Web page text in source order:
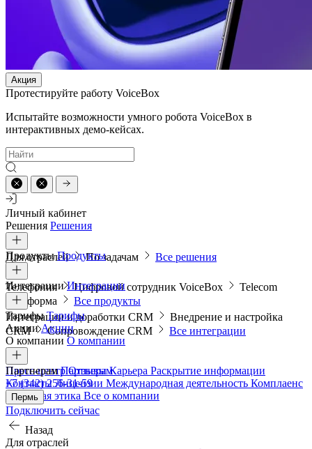
Акция
Протестируйте работу VoiceBox
Испытайте возможности умного робота VoiceBox в
интерактивных демо-кейсах.
Личный кабинет
Решения Решения
Для отраслей По задачам Все решения
ПродуктыПродукты
Телефония Цифровой сотрудник VoiceBox
Telecom
платформа
Все продукты
ИнтеграцииИнтеграции
Интеграции и доработки CRM
Внедрение и настройка
CRM
Сопровождение CRM Все интеграции
ТарифыТарифы
АкцииАкции
О компании О компании
Пресс-центрОтзывыКарьера Раскрытие информации
КонтактыЛицензии Международная деятельность Комплаенс
и деловая этика Все о компании
ПартнерамПартнерам
+7 (342) 256-31-59
Пермь
Подключить сейчас
Назад
Для отраслей